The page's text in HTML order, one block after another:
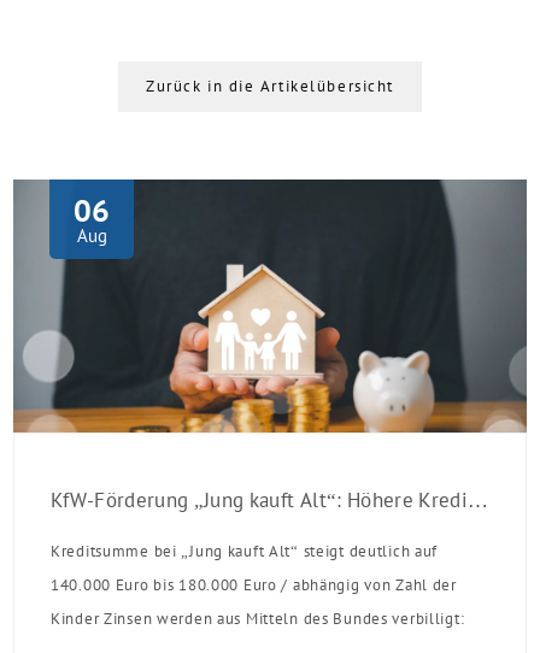
Zurück in die Artikelübersicht
06
Aug
KfW-Förderung „Jung kauft Alt“: Höhere Kredite ab August 2026
Kreditsumme bei „Jung kauft Alt“ steigt deutlich auf
140.000 Euro bis 180.000 Euro / abhängig von Zahl der
Kinder Zinsen werden aus Mitteln des Bundes verbilligt: